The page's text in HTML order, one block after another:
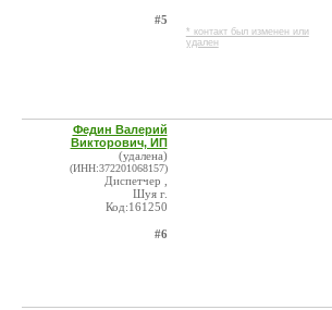
#5
* контакт был изменен или
удален
Федин Валерий
Викторович, ИП
(удалена)
(ИНН:372201068157)
Диспетчер ,
Шуя г.
Код:161250
#6